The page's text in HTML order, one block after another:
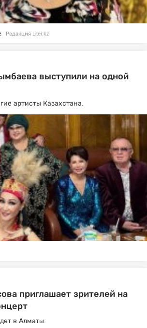
Редакция Liter.kz
выступили на одной
артисты Казахстана.
приглашает зрителей на
в Алматы.